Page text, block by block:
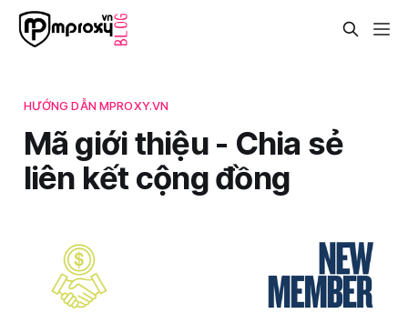
HƯỚNG DẪN MPROXY.VN
Mã giới thiệu - Chia sẻ
liên kết cộng đồng